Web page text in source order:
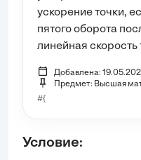
ускорение точки,
пятого оборота
линейная
Добавлена:
Предмет: Высшая
#{
Условие: